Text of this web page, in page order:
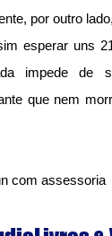
por outro
esperar uns
impede de
que nem
com assessoria